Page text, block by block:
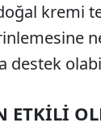
kremi
destek
ETKİLİ